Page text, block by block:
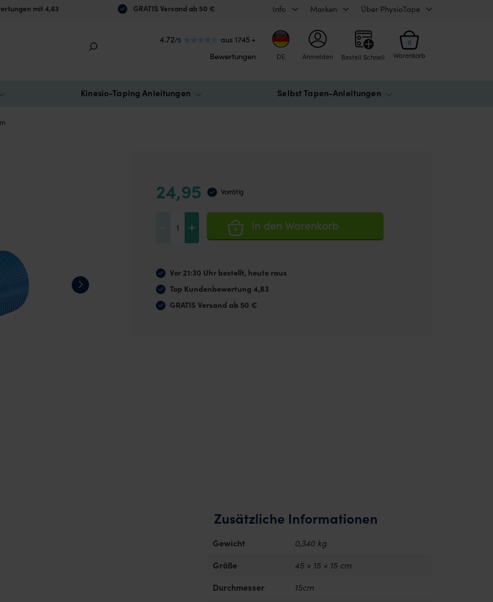
mit 4,83 GRATIS Versand ab 50 € Info Marken Über PhysioTape
4.72/5
aus 1745 +
Bewertungen
DE Anmelden Bestell Schnell
0
Warenkorb
Kinesio-Taping Anleitungen Selbst Tapen-Anleitungen
24,95 Vorrätig
45
cm
Menge
+ In den Warenkorb
Vor 21:30 Uhr bestellt, heute raus
Top Kundenbewertung 4,83
GRATIS Versand ab 50 €
Zusätzliche Informationen
Gewicht 0,340 kg
Größe 45 × 15 × 15 cm
Durchmesser 15cm